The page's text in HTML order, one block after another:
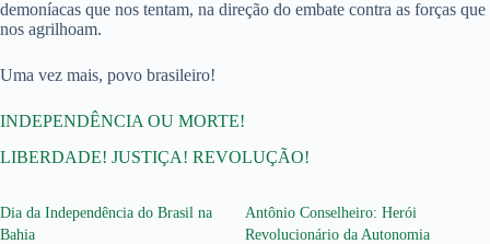
demoníacas que nos tentam, na direção do embate contra as forças que
nos agrilhoam.
Uma vez mais, povo brasileiro!
INDEPENDÊNCIA OU MORTE!
LIBERDADE! JUSTIÇA! REVOLUÇÃO!
Dia da Independência do Brasil na
Bahia
Antônio Conselheiro: Herói
Revolucionário da Autonomia